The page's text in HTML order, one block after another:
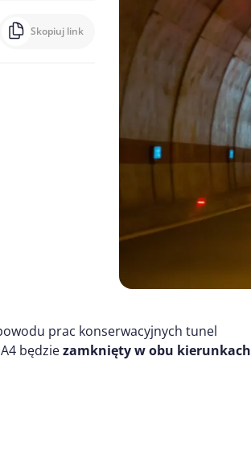
Skopiuj link
prac konserwacyjnych tunel
będziezamknięty w obu kierunkach